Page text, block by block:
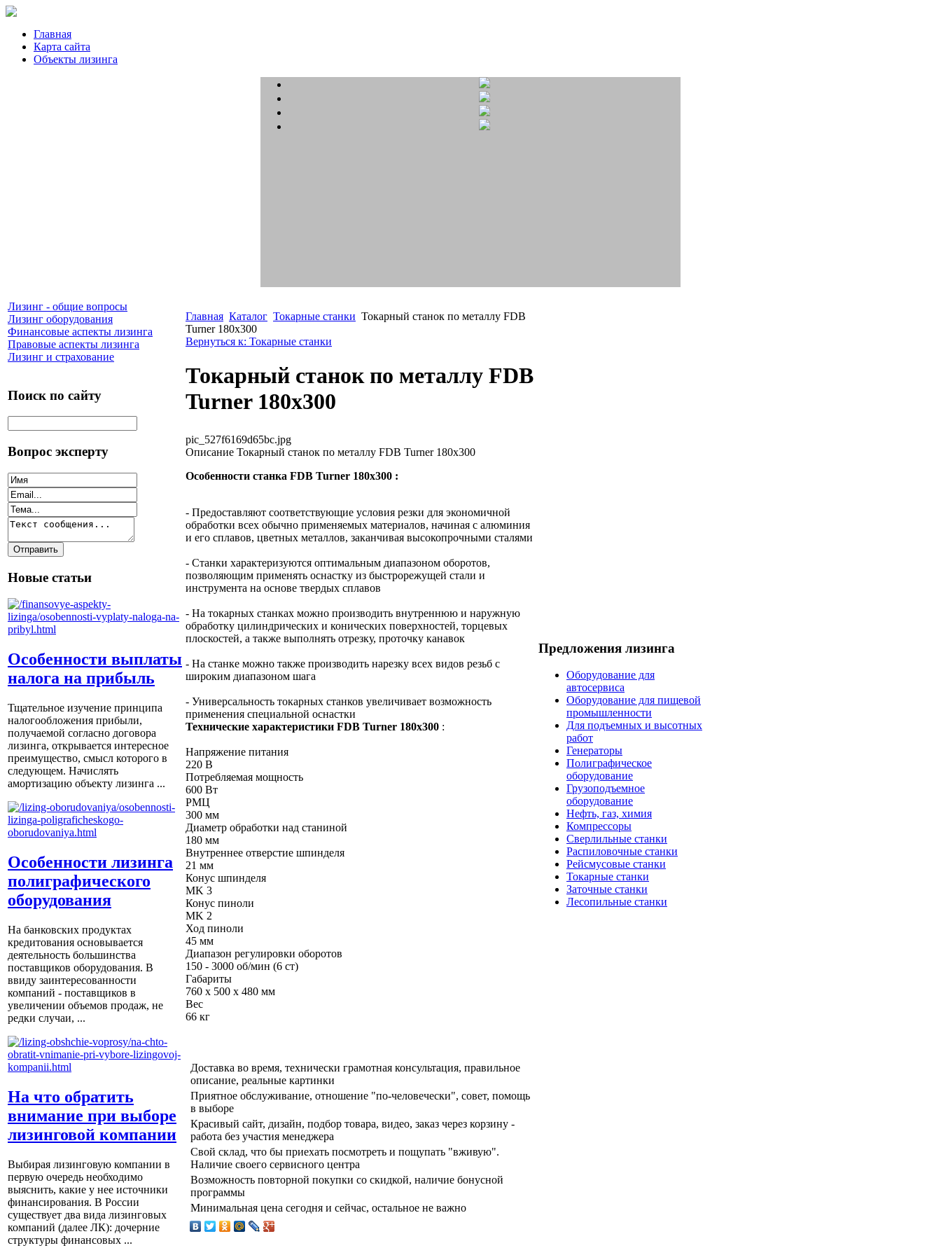
Главная
Карта сайта
Объекты лизинга
Лизинг - общие вопросы
Лизинг оборудования
Финансовые аспекты лизинга
Правовые аспекты лизинга
Лизинг и страхование
Поиск по сайту
Вопрос эксперту
Новые статьи
Особенности выплаты
налога на прибыль
Тщательное изучение принципа
налогообложения прибыли,
получаемой согласно договора
лизинга, открывается интересное
преимущество, смысл которого в
следующем. Начислять
амортизацию объекту лизинга ...
Особенности лизинга
полиграфического
оборудования
На банковских продуктах
кредитования основывается
деятельность большинства
поставщиков оборудования. В
ввиду заинтересованности
компаний - поставщиков в
увеличении объемов продаж, не
редки случаи, ...
На что обратить
внимание при выборе
лизинговой компании
Выбирая лизинговую компании в
первую очередь необходимо
выяснить, какие у нее источники
финансирования. В России
существует два вида лизинговых
компаний (далее ЛК): дочерние
структуры финансовых ...
Главная Каталог Токарные станки Токарный станок по металлу FDB
Turner 180x300
Вернуться к: Токарные станки
Токарный станок по металлу FDB
Turner 180x300
pic_527f6169d65bc.jpg
Описание Токарный станок по металлу FDB Turner 180x300
Особенности станка FDB Turner 180x300 :
- Предоставляют соответствующие условия резки для экономичной
обработки всех обычно применяемых материалов, начиная с алюминия
и его сплавов, цветных металлов, заканчивая высокопрочными сталями
- Станки характеризуются оптимальным диапазоном оборотов,
позволяющим применять оснастку из быстрорежущей стали и
инструмента на основе твердых сплавов
- На токарных станках можно производить внутреннюю и наружную
обработку цилиндрических и конических поверхностей, торцевых
плоскостей, а также выполнять отрезку, проточку канавок
- На станке можно также производить нарезку всех видов резьб с
широким диапазоном шага
- Универсальность токарных станков увеличивает возможность
применения специальной оснастки
Технические характеристики FDB Turner 180x300 :
Напряжение питания
220 В
Потребляемая мощность
600 Вт
РМЦ
300 мм
Диаметр обработки над станиной
180 мм
Внутреннее отверстие шпинделя
21 мм
Конус шпинделя
MK 3
Конус пиноли
MK 2
Ход пиноли
45 мм
Диапазон регулировки оборотов
150 - 3000 об/мин (6 ст)
Габариты
760 х 500 х 480 мм
Вес
66 кг
Доставка во время, технически грамотная консультация, правильное
описание, реальные картинки
Приятное обслуживание, отношение "по-человечески", совет, помощь
в выборе
Красивый сайт, дизайн, подбор товара, видео, заказ через корзину -
работа без участия менеджера
Свой склад, что бы приехать посмотреть и пощупать "вживую".
Наличие своего сервисного центра
Возможность повторной покупки со скидкой, наличие бонусной
программы
Минимальная цена сегодня и сейчас, остальное не важно
Предложения лизинга
Оборудование для
автосервиса
Оборудование для пищевой
промышленности
Для подъемных и высотных
работ
Генераторы
Полиграфическое
оборудование
Грузоподъемное
оборудование
Нефть, газ, химия
Компрессоры
Сверлильные станки
Распиловочные станки
Рейсмусовые станки
Токарные станки
Заточные станки
Лесопильные станки